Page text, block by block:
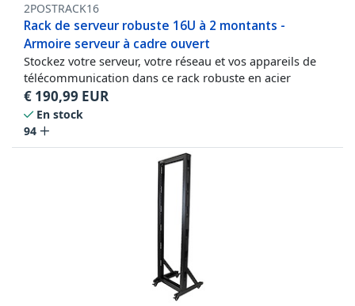
2POSTRACK16
Rack de serveur robuste 16U à 2 montants -
Armoire serveur à cadre ouvert
Stockez votre serveur, votre réseau et vos appareils de
télécommunication dans ce rack robuste en acier
€ 190,99 EUR
En stock
94